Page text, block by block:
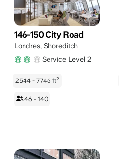
146-150 City Road
Londres, Shoreditch
Service Level 2
2544 - 7746 ft2
46 - 140